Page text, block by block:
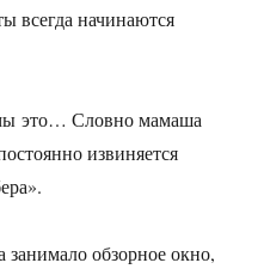
всегда начинаются
это… Словно мамаша
извиняется
обзорное окно,